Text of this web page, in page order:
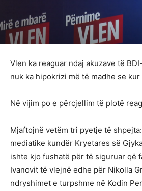
Vlen ka reaguar ndaj akuzave të
nuk ka hipokrizi më të madhe se
Në vijim po e përcjellim të plotë
Mjaftojnë vetëm tri pyetje të
mediatike kundër Kryetares së
ishte kjo fushatë për të siguruar që
Ivanovit të vlejnë edhe për Nikolla
ndryshimet e turpshme në Kodin